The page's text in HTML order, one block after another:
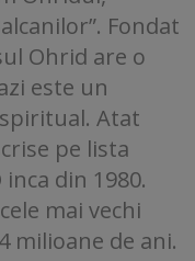
Fondat
Ohrid are o
este un
Atat
pe lista
din 1980.
mai vechi
milioane de ani.